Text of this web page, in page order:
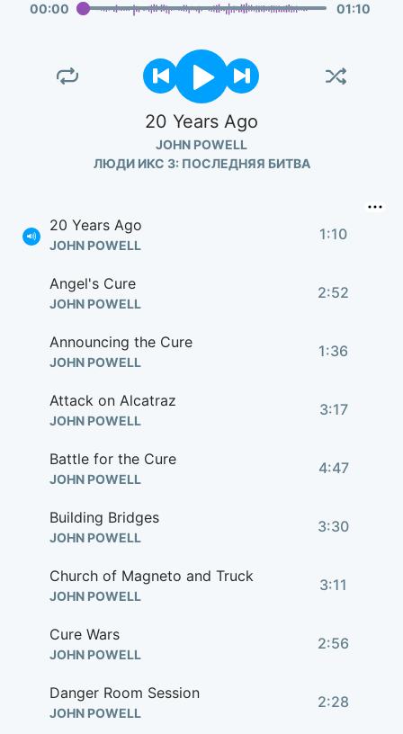
00:00 01:10
20 Years Ago
JOHN POWELL
ЛЮДИ ИКС 3: ПОСЛЕДНЯЯ БИТВА
20 Years Ago
JOHN POWELL
1:10
Angel's Cure
JOHN POWELL
2:52
Announcing the Cure
JOHN POWELL
1:36
Attack on Alcatraz
JOHN POWELL
3:17
Battle for the Cure
JOHN POWELL
4:47
Building Bridges
JOHN POWELL
3:30
Church of Magneto and Truck
JOHN POWELL
3:11
Cure Wars
JOHN POWELL
2:56
Danger Room Session
JOHN POWELL
2:28